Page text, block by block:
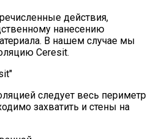
действия,
нанесению
В нашем случае мы
Ceresit.
следует весь периметр
захватить и стены на